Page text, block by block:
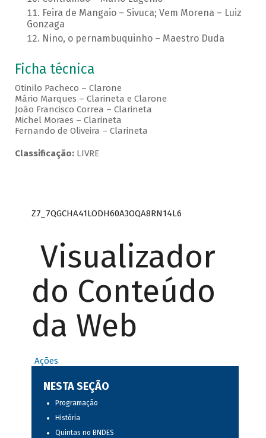
Feira de Mangaio – Sivuca; Vem Morena – Luiz
Gonzaga
Nino, o pernambuquinho – Maestro Duda
Ficha técnica
Otinilo Pacheco – Clarone
Mário Marques – Clarineta e Clarone
João Francisco Correa – Clarineta
Michel Moraes – Clarineta
Fernando de Oliveira – Clarineta
Classificação:LIVRE
Z7_7QGCHA41LODH60A3OQA8RN14L6
Visualizador
do Conteúdo
da Web
Ações
NESTA SEÇÃO
Programação
História
Quintas no BNDES